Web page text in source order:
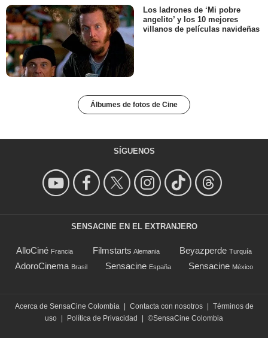
Los ladrones de ‘Mi pobre
angelito’ y los 10 mejores
villanos de películas navideñas
Álbumes de fotos de Cine
SÍGUENOS
SENSACINE EN EL EXTRANJERO
AlloCiné Francia Filmstarts Alemania Beyazperde Turquía
AdoroCinema Brasil Sensacine España Sensacine México
Acerca de SensaCine Colombia | Contacta con nosotros | Términos de
uso | Política de Privacidad | ©SensaCine Colombia